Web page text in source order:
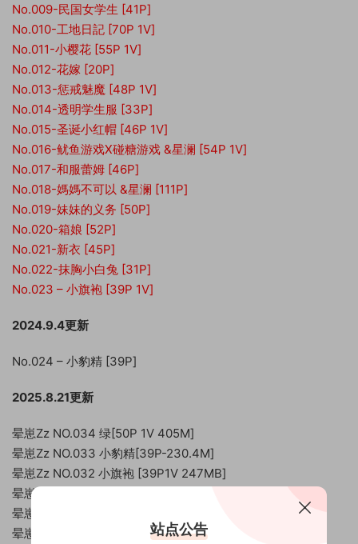
No.009-民国女学生 [41P]
No.010-工地日記 [70P 1V]
No.011-小樱花 [55P 1V]
No.012-花嫁 [20P]
No.013-惩戒魅魔 [48P 1V]
No.014-透明学生服 [33P]
No.015-圣诞小红帽 [46P 1V]
No.016-鱿鱼游戏X碰糖游戏 &星澜 [54P 1V]
No.017-和服蕾姆 [46P]
No.018-媽媽不可以 &星澜 [111P]
No.019-妹妹的义务 [50P]
No.020-箱娘 [52P]
No.021-新衣 [45P]
No.022-抹胸小白兔 [31P]
No.023 – 小旗袍 [39P 1V]
2024.9.4更新
No.024 – 小豹精 [39P]
2025.8.21更新
晕崽Zz NO.034 绿[50P 1V 405M]
晕崽Zz NO.033 小豹精[39P-230.4M]
晕崽Zz NO.032 小旗袍 [39P1V 247MB]
晕崽Zz NO.031 抹胸小白兔 [31P-159M]
晕崽Zz NO.030 出浴 [27P-220MB]
晕崽Zz NO.029 小熊 [26P-278MB]
站点公告